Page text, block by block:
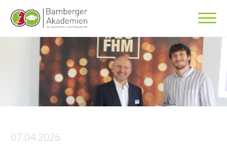
07.04.2026